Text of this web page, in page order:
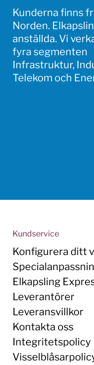
Kunderna finns
Norden.
anställda. Vi
fyra segmenten
Infrastruktur,
Telekom och
Kundservice
Konfigurera ditt
Elkapsling
Leverantörer
Leveransvillkor
Kontakta oss
Integritetspolicy